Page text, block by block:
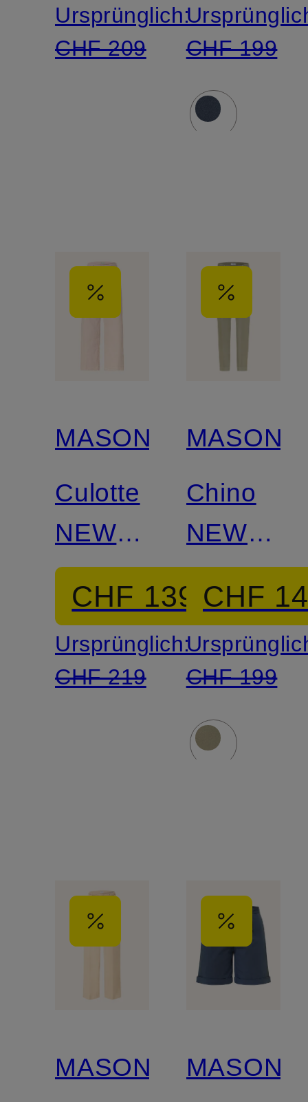
Ursprünglich:
CHF 209
CHF 199
MASON'S
Culotte
NEW
YORK
STUDIO
CHF 139
Ursprünglich:
CHF 219
MASON'S
Chino
NEW
YORK
CHF
CHF 199
MASON'S MASON'S